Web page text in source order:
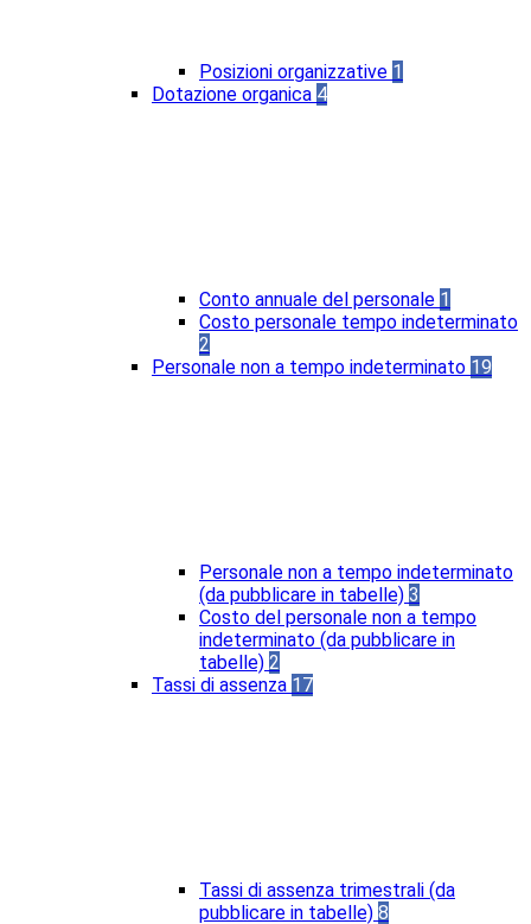
Posizioni organizzative 1
Dotazione organica 4
Conto annuale del personale 1
Costo personale tempo indeterminato
2
Personale non a tempo indeterminato 19
Personale non a tempo indeterminato
(da pubblicare in tabelle) 3
Costo del personale non a tempo
indeterminato (da pubblicare in
tabelle) 2
Tassi di assenza 17
Tassi di assenza trimestrali (da
pubblicare in tabelle) 8